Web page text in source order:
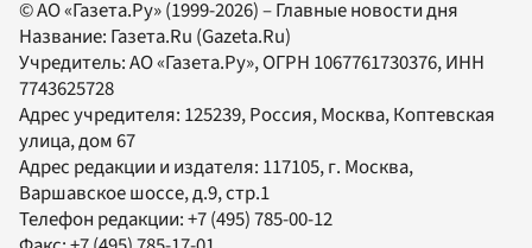
© АО «Газета.Ру» (1999-2026) – Главные новости дня
Название: Газета.Ru (Gazeta.Ru)
Учредитель:АО «Газета.Ру», ОГРН 1067761730376, ИНН
7743625728
Адрес учредителя: 125239, Россия, Москва, Коптевская
улица, дом 67
Адрес редакции и издателя: 117105, г. Москва,
Варшавское шоссе, д.9, стр.1
Телефон редакции:+7 (495) 785-00-12